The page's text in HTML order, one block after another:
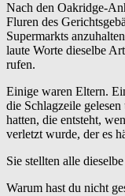
Nach den Oakridge-
Fluren des
Supermarkts
laute Worte dieselbe
rufen.
Einige waren Eltern.
die Schlagzeile
hatten, die entsteht,
verletzt wurde, der es
Sie stellten alle
Warum hast du nicht